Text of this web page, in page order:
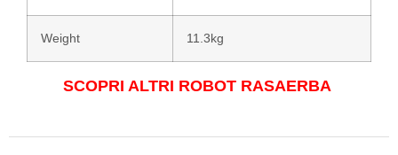
Weight 11.3kg
SCOPRI ALTRI ROBOT RASAERBA